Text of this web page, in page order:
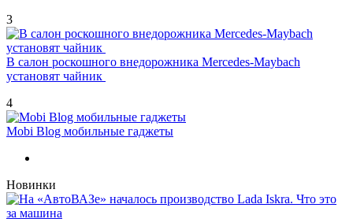
3
В салон роскошного внедорожника Mercedes-Maybach
установят чайник
4
Mobi Blog мобильные гаджеты
Новинки